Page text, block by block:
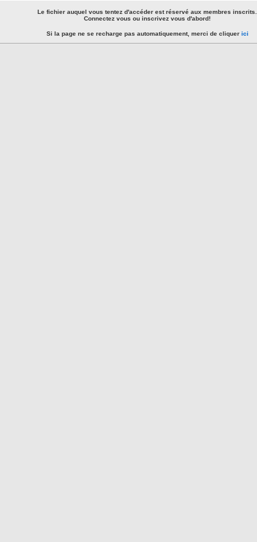
Le fichier auquel vous tentez d'accéder est réservé aux membres inscrits.
Connectez vous ou inscrivez vous d'abord!
Si la page ne se recharge pas automatiquement, merci de cliquer ici